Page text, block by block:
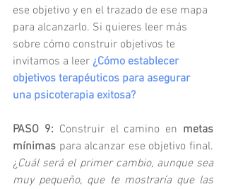
ese objetivo y en el trazado de ese mapa
para alcanzarlo. Si quieres leer más
sobre cómo construir objetivos te
invitamos a leer ¿Cómo establecer
objetivos terapéuticos para asegurar
una psicoterapia exitosa?
PASO 9: Construir el camino en metas
mínimas para alcanzar ese objetivo final.
¿Cuál será el primer cambio, aunque sea
muy pequeño, que te mostraría que las